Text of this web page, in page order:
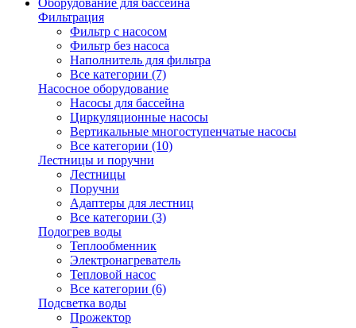
Оборудование для бассейна
Фильтрация
Фильтр с насосом
Фильтр без насоса
Наполнитель для фильтра
Все категории (7)
Насосное оборудование
Насосы для бассейна
Циркуляционные насосы
Вертикальные многоступенчатые насосы
Все категории (10)
Лестницы и поручни
Лестницы
Поручни
Адаптеры для лестниц
Все категории (3)
Подогрев воды
Теплообменник
Электронагреватель
Тепловой насос
Все категории (6)
Подсветка воды
Прожектор